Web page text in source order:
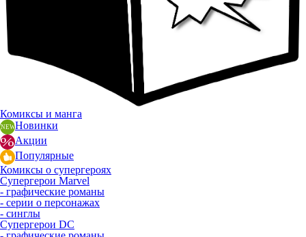
Комиксы и манга
Новинки
Акции
Популярные
Комиксы о супергероях
Супергерои Marvel
- графические романы
- серии о персонажах
- синглы
Супергерои DC